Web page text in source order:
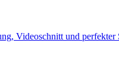
Videoschnitt und perfekter